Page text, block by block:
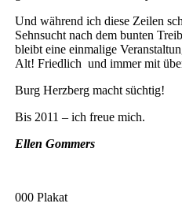
Und während ich diese Zeilen
Sehnsucht nach dem bunten
bleibt eine einmalige
Alt! Friedlich und immer mit
Burg Herzberg macht süchtig!
Bis 2011 – ich freue mich.
Ellen Gommers
000 Plakat